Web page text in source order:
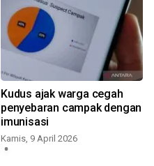
Kudus ajak warga cegah
penyebaran campak dengan
imunisasi
Kamis, 9 April 2026